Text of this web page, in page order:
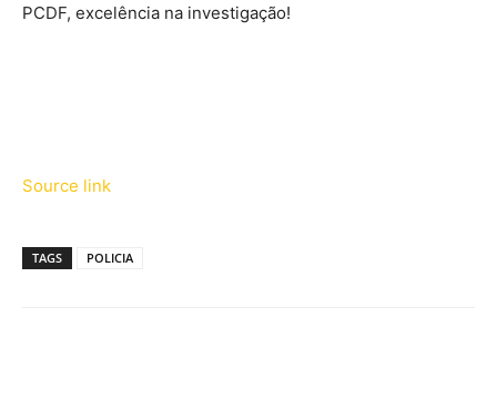
PCDF, excelência na investigação!
Source link
TAGS POLICIA